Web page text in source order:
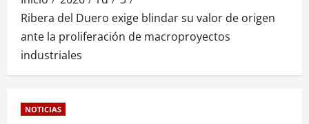
Ribera del Duero exige blindar su valor de origen
ante la proliferación de macroproyectos
industriales
NOTICIAS